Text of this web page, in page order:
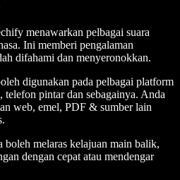
menawarkan pelbagai suara
Ini memberi pengalaman
difahami dan menyeronokkan.
digunakan pada pelbagai platform
pintar dan sebagainya. Anda
web, emel, PDF & sumber lain
boleh melaras kelajuan main balik,
dengan cepat atau mendengar